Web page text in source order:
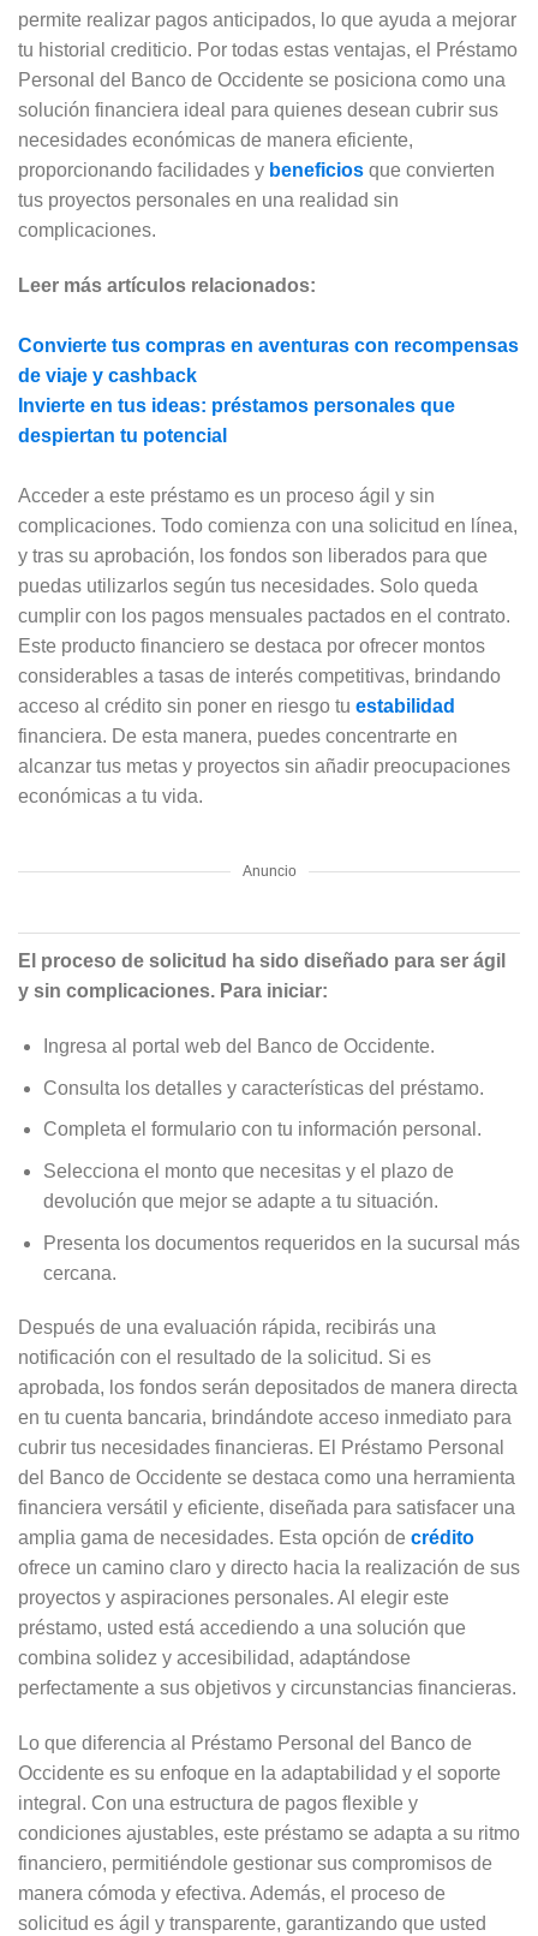
permite realizar pagos anticipados, lo que ayuda a mejorar
tu historial crediticio. Por todas estas ventajas, el Préstamo
Personal del Banco de Occidente se posiciona como una
solución financiera ideal para quienes desean cubrir sus
necesidades económicas de manera eficiente,
proporcionando facilidades y beneficios que convierten
tus proyectos personales en una realidad sin
complicaciones.
Leer más artículos relacionados:
Convierte tus compras en aventuras con recompensas
de viaje y cashback
Invierte en tus ideas: préstamos personales que
despiertan tu potencial
Acceder a este préstamo es un proceso ágil y sin
complicaciones. Todo comienza con una solicitud en línea,
y tras su aprobación, los fondos son liberados para que
puedas utilizarlos según tus necesidades. Solo queda
cumplir con los pagos mensuales pactados en el contrato.
Este producto financiero se destaca por ofrecer montos
considerables a tasas de interés competitivas, brindando
acceso al crédito sin poner en riesgo tu estabilidad
financiera. De esta manera, puedes concentrarte en
alcanzar tus metas y proyectos sin añadir preocupaciones
económicas a tu vida.
Anuncio
El proceso de solicitud ha sido diseñado para ser ágil
y sin complicaciones. Para iniciar:
Ingresa al portal web del Banco de Occidente.
Consulta los detalles y características del préstamo.
Completa el formulario con tu información personal.
Selecciona el monto que necesitas y el plazo de
devolución que mejor se adapte a tu situación.
Presenta los documentos requeridos en la sucursal más
cercana.
Después de una evaluación rápida, recibirás una
notificación con el resultado de la solicitud. Si es
aprobada, los fondos serán depositados de manera directa
en tu cuenta bancaria, brindándote acceso inmediato para
cubrir tus necesidades financieras. El Préstamo Personal
del Banco de Occidente se destaca como una herramienta
financiera versátil y eficiente, diseñada para satisfacer una
amplia gama de necesidades. Esta opción de crédito
ofrece un camino claro y directo hacia la realización de sus
proyectos y aspiraciones personales. Al elegir este
préstamo, usted está accediendo a una solución que
combina solidez y accesibilidad, adaptándose
perfectamente a sus objetivos y circunstancias financieras.
Lo que diferencia al Préstamo Personal del Banco de
Occidente es su enfoque en la adaptabilidad y el soporte
integral. Con una estructura de pagos flexible y
condiciones ajustables, este préstamo se adapta a su ritmo
financiero, permitiéndole gestionar sus compromisos de
manera cómoda y efectiva. Además, el proceso de
solicitud es ágil y transparente, garantizando que usted